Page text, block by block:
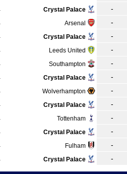
Crystal Palace -
Arsenal -
Crystal Palace -
Leeds United -
Southampton -
Crystal Palace -
Wolverhampton -
Crystal Palace -
Tottenham -
Crystal Palace -
Fulham -
Crystal Palace -